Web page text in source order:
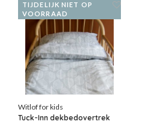
TIJDELIJK NIET OP
VOORRAAD
Witlof for kids
Tuck-Inn dekbedovertrek